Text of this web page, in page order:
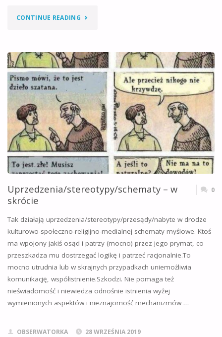
CONTINUE READING"SEKSEDU
I
ALARM"
Uprzedzenia/stereotypy/schematy – w
skrócie
0
Tak działają uprzedzenia/stereotypy/przesądy/nabyte w drodze
kulturowo-społeczno-religijno-medialnej schematy myślowe. Ktoś
ma wpojony jakiś osąd i patrzy (mocno) przez jego prymat, co
przeszkadza mu dostrzegać logikę i patrzeć racjonalnie.To
mocno utrudnia lub w skrajnych przypadkach uniemożliwia
komunikację, współistnienie.Szkodzi. Nie pomaga też
nieświadomość i niewiedza odnośnie istnienia wyżej
wymienionych aspektów i nieznajomość mechanizmów …
OBSERWATORKA
28 WRZEŚNIA 2019